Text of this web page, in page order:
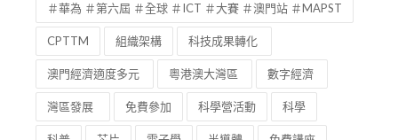
＃華為 ＃第六屆 ＃全球 ＃ICT ＃大賽 ＃澳門站 ＃MAPST
CPTTM 組織架構 科技成果轉化
澳門經濟適度多元 粵港澳大灣區 數字經濟
灣區發展 免費參加 科學營活動 科學